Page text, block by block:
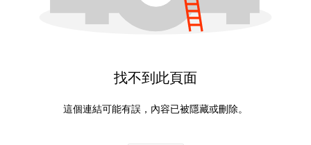
找不到此頁面
這個連結可能有誤，內容已被隱藏或刪除。